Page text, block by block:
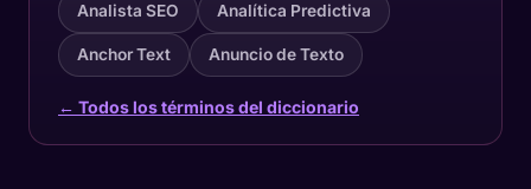
Analista SEO Analítica Predictiva
Anchor Text Anuncio de Texto
← Todos los términos del diccionario